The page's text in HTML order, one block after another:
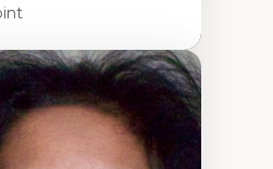
de pauvreté